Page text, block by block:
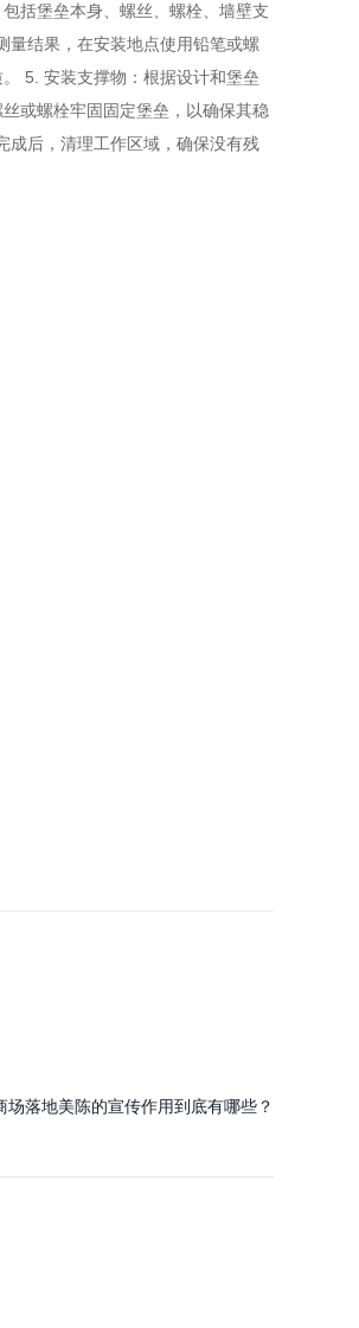
括堡垒本身、螺丝、螺栓、墙壁支
量结果，在安装地点使用铅笔或螺
5. 安装支撑物：根据设计和堡垒
或螺栓牢固固定堡垒，以确保其稳
成后，清理工作区域，确保没有残
场落地美陈的宣传作用到底有哪些？